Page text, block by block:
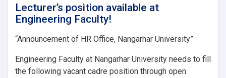
Lecturer’s position available at
Engineering Faculty!
“Announcement of HR Office, Nangarhar University”
Engineering Faculty at Nangarhar University needs to fill
the following vacant cadre position through open